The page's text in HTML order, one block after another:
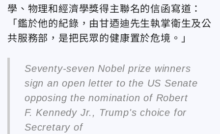
學、物理和經濟學獎得主聯名的信函寫道：
「鑑於他的紀錄，由甘迺迪先生執掌衛生及公
共服務部，是把民眾的健康置於危境。」
Seventy-seven Nobel prize winners
sign an open letter to the US Senate
opposing the nomination of Robert
F. Kennedy Jr., Trump's choice for
Secretary of